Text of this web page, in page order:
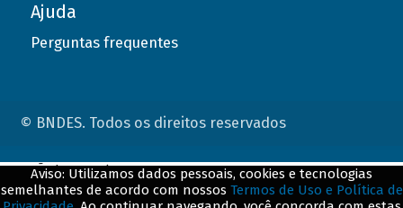
Ajuda
Perguntas frequentes
© BNDES. Todos os direitos reservados
Aviso: Utilizamos dados pessoais, cookies e tecnologias
semelhantes de acordo com nossos Termos de Uso e Política de
ConteÃºdo complementar
${title}${badge}